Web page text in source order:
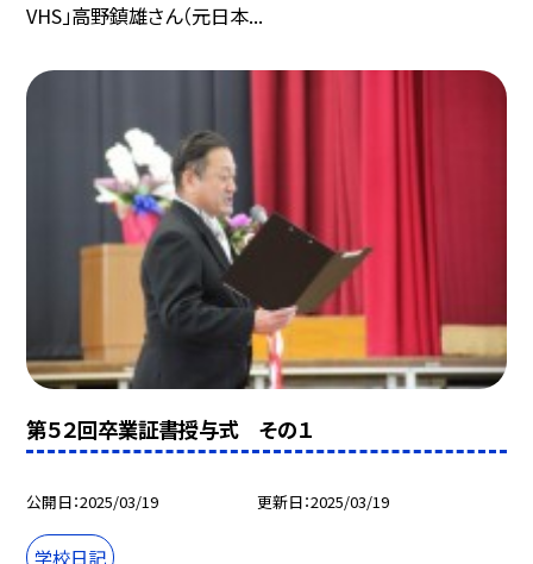
VHS」高野鎮雄さん（元日本...
第５２回卒業証書授与式 その１
公開日 2025/03/19 更新日 2025/03/19
学校日記